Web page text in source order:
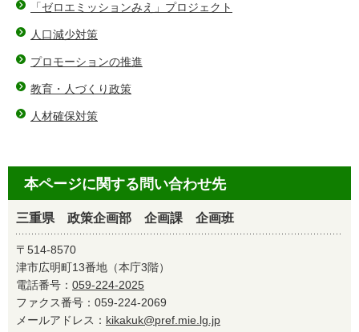
「ゼロエミッションみえ」プロジェクト
人口減少対策
プロモーションの推進
教育・人づくり政策
人材確保対策
本ページに関する問い合わせ先
三重県 政策企画部 企画課 企画班
〒514-8570
津市広明町13番地（本庁3階）
電話番号： 059-224-2025
ファクス番号：059-224-2069
メールアドレス： kikakuk@pref.mie.lg.jp